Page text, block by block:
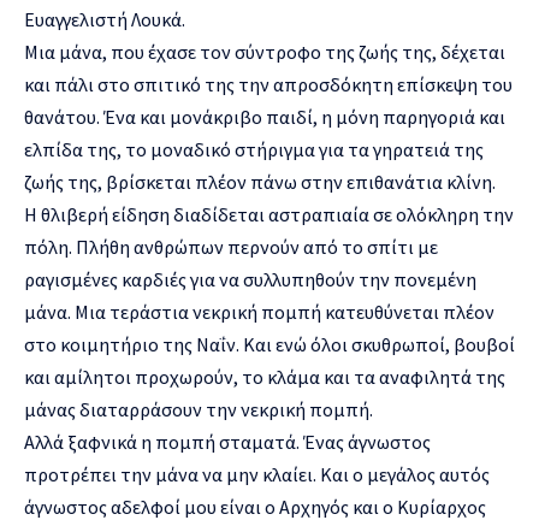
Ευαγγελιστή Λουκά.
Μια μάνα, που έχασε τον σύντροφο της ζωής της, δέχεται
και πάλι στο σπιτικό της την απροσδόκητη επίσκεψη του
θανάτου. Ένα και μονάκριβο παιδί, η μόνη παρηγοριά και
ελπίδα της, το μοναδικό στήριγμα για τα γηρατειά της
ζωής της, βρίσκεται πλέον πάνω στην επιθανάτια κλίνη.
Η θλιβερή είδηση διαδίδεται αστραπιαία σε ολόκληρη την
πόλη. Πλήθη ανθρώπων περνούν από το σπίτι με
ραγισμένες καρδιές για να συλλυπηθούν την πονεμένη
μάνα. Μια τεράστια νεκρική πομπή κατευθύνεται πλέον
στο κοιμητήριο της Ναΐν. Και ενώ όλοι σκυθρωποί, βουβοί
και αμίλητοι προχωρούν, το κλάμα και τα αναφιλητά της
μάνας διαταρράσουν την νεκρική πομπή.
Αλλά ξαφνικά η πομπή σταματά. Ένας άγνωστος
προτρέπει την μάνα να μην κλαίει. Και ο μεγάλος αυτός
άγνωστος αδελφοί μου είναι ο Αρχηγός και ο Κυρίαρχος